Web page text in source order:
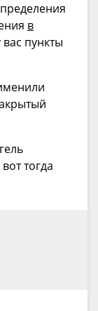
в
пункты
тогда